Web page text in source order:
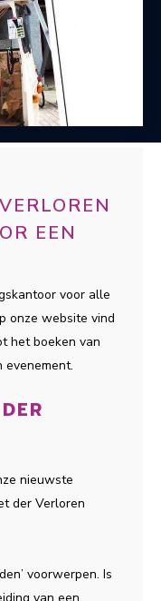
EEN
voor alle
onze website vind
het boeken van
evenement.
nieuwste
der Verloren
voorwerpen. Is